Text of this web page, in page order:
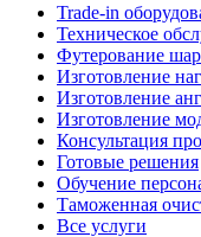
Trade-in
Техническое
Футерование
Изготовление
Изготовление
Изготовление
Консультация
Готовые решения
Обучение
Таможенная
Все услуги